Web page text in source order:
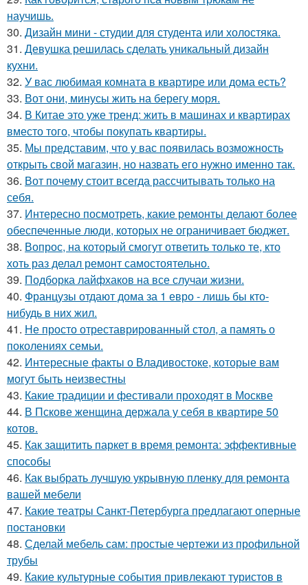
научишь.
30. Дизайн мини - студии для студента или холостяка.
31. Девушка решилась сделать уникальный дизайн
кухни.
32. У вас любимая комната в квартире или дома есть?
33. Вот они, минусы жить на берегу моря.
34. В Китае это уже тренд: жить в машинах и квартирах
вместо того, чтобы покупать квартиры.
35. Мы представим, что у вас появилась возможность
открыть свой магазин, но назвать его нужно именно так.
36. Вот почему стоит всегда рассчитывать только на
себя.
37. Интересно посмотреть, какие ремонты делают более
обеспеченные люди, которых не ограничивает бюджет.
38. Вопрос, на который смогут ответить только те, кто
хоть раз делал ремонт самостоятельно.
39. Подборка лайфхаков на все случаи жизни.
40. Французы отдают дома за 1 евро - лишь бы кто-
нибудь в них жил.
41. Не просто отреставрированный стол, а память о
поколениях семьи.
42. Интересные факты о Владивостоке, которые вам
могут быть неизвестны
43. Какие традиции и фестивали проходят в Москве
44. В Пскове женщина держала у себя в квартире 50
котов.
45. Как защитить паркет в время ремонта: эффективные
способы
46. Как выбрать лучшую укрывную пленку для ремонта
вашей мебели
47. Какие театры Санкт-Петербурга предлагают оперные
постановки
48. Сделай мебель сам: простые чертежи из профильной
трубы
49. Какие культурные события привлекают туристов в